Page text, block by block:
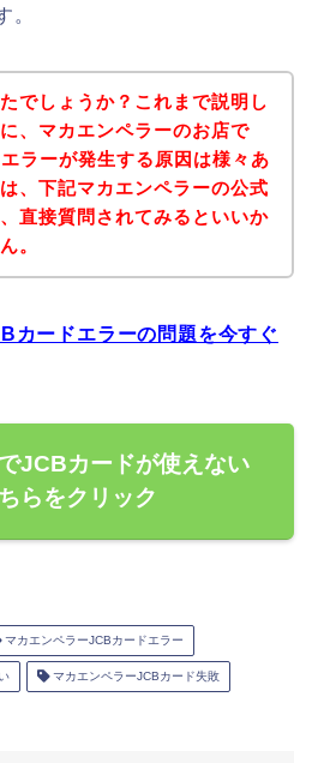
。
でしょうか？これまで説明し
、マカエンペラーのお店で
ラーが発生する原因は様々あ
、下記マカエンペラーの公式
直接質問されてみるといいか
。
カードエラーの問題を今すぐ
JCBカードが使えない
らをクリック
マカエンペラーJCBカードエラー
マカエンペラーJCBカード失敗